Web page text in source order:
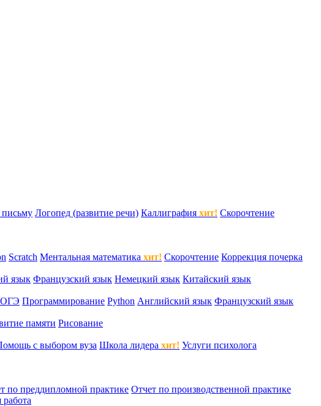
Логопед (развитие речи) Каллиграфия хит! Скорочтение
Scratch Ментальная математика хит! Скорочтение Коррекция почерка
язык Французский язык Немецкий язык Китайский язык
Программирование Python Английский язык Французский язык
памяти Рисование
с выбором вуза Школа лидера хит! Услуги психолога
по преддипломной практике Отчет по производственной практике